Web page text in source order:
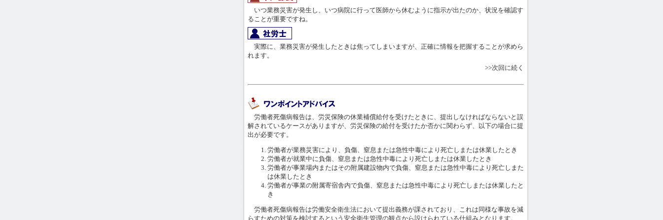
いつ業務災害が発生し、いつ病院に行って医師から休むように指示が出たのか、状況を確認す
ることが重要ですね。
実際に、業務災害が発生したときは焦ってしまいますが、正確に情報を把握することが求めら
れます。
>>次回に続く
労働者死傷病報告は、労災保険の休業補償給付を受けたときに、提出しなければならないと誤
解されているケースがありますが、労災保険の給付を受けたか否かに関わらず、以下の場合に提
出が必要です。
労働者が業務災害により、負傷、窒息または急性中毒により死亡しまたは休業したとき
労働者が就業中に負傷、窒息または急性中毒により死亡しまたは休業したとき
労働者が事業場内またはその附属建設物内で負傷、窒息または急性中毒により死亡しまた
は休業したとき
労働者が事業の附属寄宿舎内で負傷、窒息または急性中毒により死亡しまたは休業したと
き
労働者死傷病報告は労働安全衛生法において提出義務が課されており、これは同様な事故を減
らすための対策を検討するという安全衛生管理の観点から設けられている仕組みとなります。